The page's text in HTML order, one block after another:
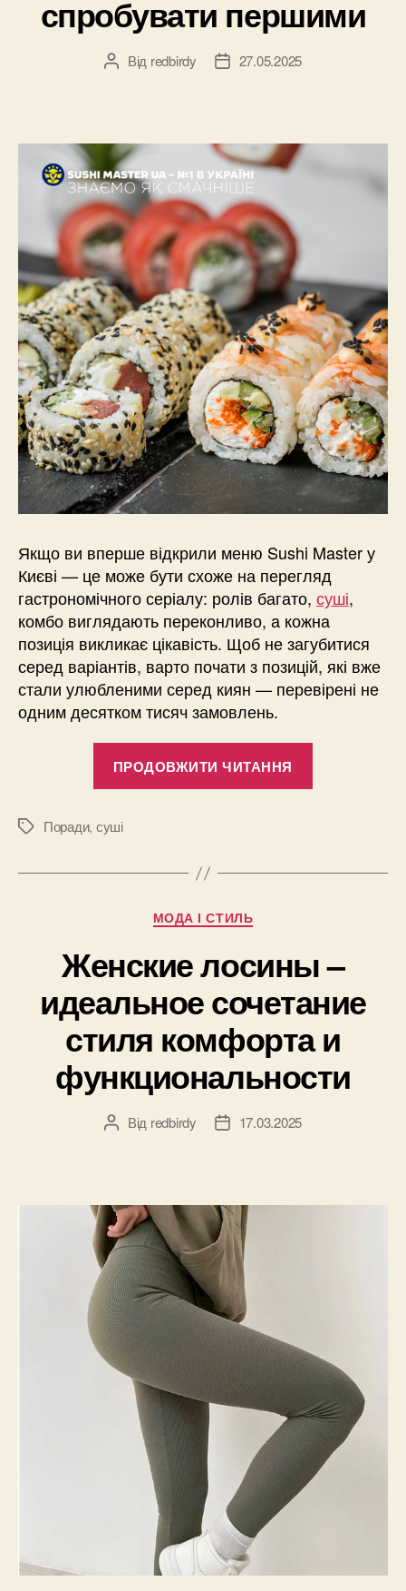
спробувати першими
Автор
Від redbirdy
Дата27.05.2025
Якщо ви вперше відкрили меню Sushi Master у
Києві — це може бути схоже на перегляд
гастрономічного серіалу: ролів багато, суші,
комбо виглядають переконливо, а кожна
позиція викликає цікавість. Щоб не загубитися
серед варіантів, варто почати з позицій, які вже
стали улюбленими серед киян — перевірені не
одним десятком тисяч замовлень.
ПРОДОВЖИТИ ЧИТАННЯ
варто
Позначки
Поради, суші
Категорії
МОДА І СТИЛЬ
Женские лосины –
идеальное сочетание
стиля комфорта и
функциональности
Автор
Від redbirdy
Дата17.03.2025